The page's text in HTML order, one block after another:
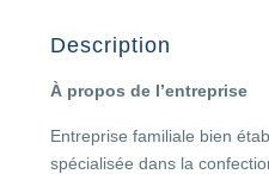
Description
À propos de l’entreprise
Entreprise familiale bien
spécialisée dans la